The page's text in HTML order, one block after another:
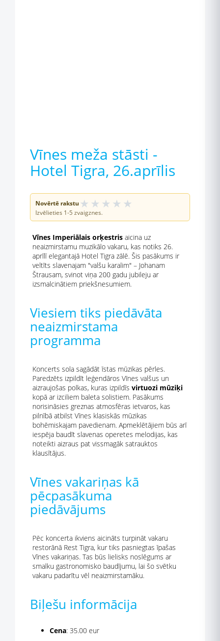
Vīnes meža stāsti -
Hotel Tigra, 26.aprīlis
Novērtē rakstu ★ ★ ★ ★ ★
Izvēlieties 1-5 zvaigznes.
Vīnes Imperiālais orķestris aicina uz
neaizmirstamu muzikālo vakaru, kas notiks 26.
aprīlī elegantajā Hotel Tigra zālē. Šis pasākums ir
veltīts slavenajam "valšu karalim" – Johanam
Štrausam, svinot viņa 200 gadu jubileju ar
izsmalcinātiem priekšnesumiem.
Viesiem tiks piedāvāta
neaizmirstama
programma
Koncerts sola sagādāt īstas mūzikas pērles.
Paredzēts izpildīt leģendāros Vīnes valšus un
aizraujošas polkas, kuras izpildīs virtuozi mūziķi
kopā ar izciliem baleta solistiem. Pasākums
norisināsies greznas atmosfēras ietvaros, kas
pilnībā atbilst Vīnes klasiskās mūzikas
bohēmiskajam pavedienam. Apmeklētājiem būs arī
iespēja baudīt slavenas operetes melodijas, kas
noteikti aizraus pat vissmagāk satrauktos
klausītājus.
Vīnes vakariņas kā
pēcpasākuma
piedāvājums
Pēc koncerta ikviens aicināts turpināt vakaru
restorānā Rest Tigra, kur tiks pasniegtas īpašas
Vīnes vakariņas. Tas būs lielisks noslēgums ar
smalku gastronomisko baudījumu, lai šo svētku
vakaru padarītu vēl neaizmirstamāku.
Biļešu informācija
Cena: 35.00 eur